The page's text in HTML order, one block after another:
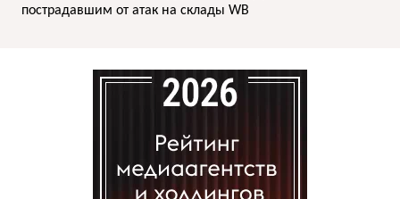
пострадавшим от атак на склады WB